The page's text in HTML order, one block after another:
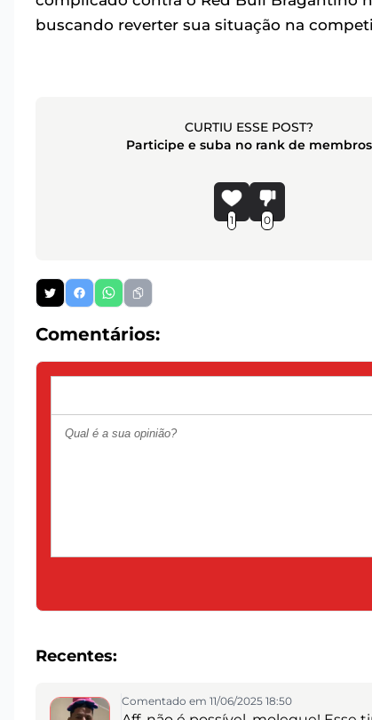
buscando reverter sua situação na
CURTIU ESSE POST?
Participe e suba no rank de membros
1 0
Comentários:
Recentes:
Comentado em 11/06/2025 18:50